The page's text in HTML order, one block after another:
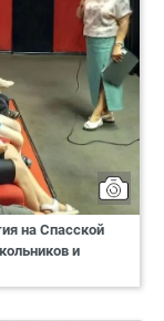
на Спасской
и